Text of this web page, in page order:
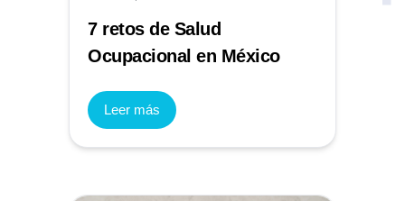
7 retos de Salud
Ocupacional en México
Leer más